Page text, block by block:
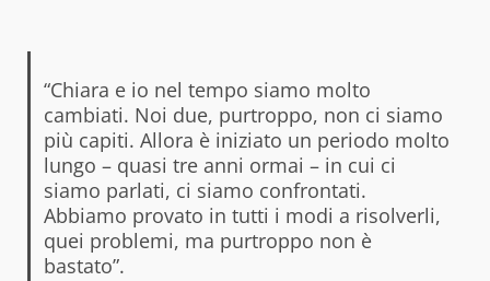
“Chiara e io nel tempo siamo molto
cambiati. Noi due, purtroppo, non ci siamo
più capiti. Allora è iniziato un periodo molto
lungo – quasi tre anni ormai – in cui ci
siamo parlati, ci siamo confrontati.
Abbiamo provato in tutti i modi a risolverli,
quei problemi, ma purtroppo non è
bastato”.